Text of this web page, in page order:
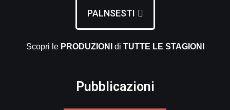
PALNSESTI
Scopri le PRODUZIONI di TUTTE LE STAGIONI
Pubblicazioni